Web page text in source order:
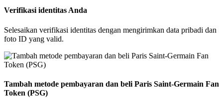
Verifikasi identitas Anda
Selesaikan verifikasi identitas dengan mengirimkan data pribadi dan
foto ID yang valid.
Tambah metode pembayaran dan beli Paris Saint-Germain Fan
Token (PSG)